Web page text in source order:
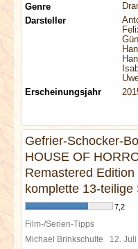
Genre
Darsteller
Erscheinungsjahr
Gefrier-Schocker-
HOUSE OF
Remastered Edition
komplette 13-teilige
7,2
Film-/Serien-Tipps
Michael Brinkschulte 12.